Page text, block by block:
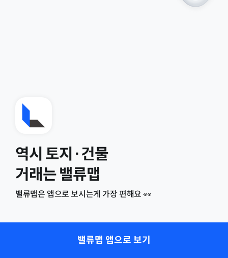
역시 토지·건물
거래는 밸류맵
밸류맵은 앱으로 보시는게 가장 편해요 👀
밸류맵 앱으로 보기